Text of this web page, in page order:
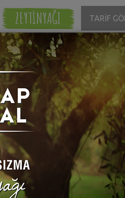
ZEYTİNYAĞI TARİF